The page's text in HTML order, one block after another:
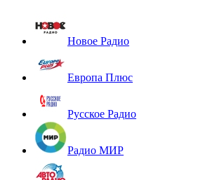
Новое Радио
Европа Плюс
Русское Радио
Радио МИР